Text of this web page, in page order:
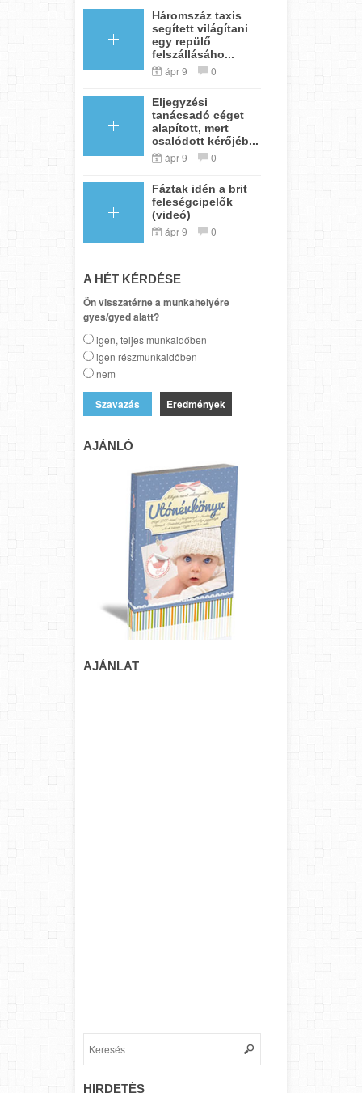
Háromszáz taxis
segített világítani
egy repülő
felszállásáho...
ápr 9 0
Eljegyzési
tanácsadó céget
alapított, mert
csalódott kérőjéb...
ápr 9 0
Fáztak idén a brit
feleségcipelők
(videó)
ápr 9 0
A HÉT KÉRDÉSE
Ön visszatérne a munkahelyére
gyes/gyed alatt?
igen, teljes munkaidőben
igen részmunkaidőben
nem
Eredmények
AJÁNLÓ
AJÁNLAT
HIRDETÉS